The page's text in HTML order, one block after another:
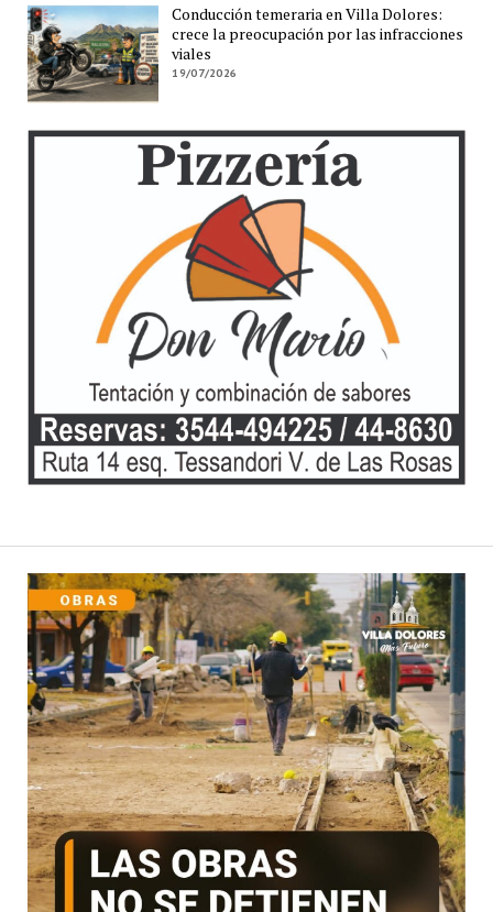
Conducción temeraria en Villa Dolores:
crece la preocupación por las infracciones
viales
19/07/2026